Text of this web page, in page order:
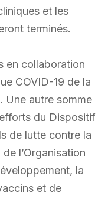
et les
terminés.
en collaboration
COVID-19 de la
Une autre somme
du Dispositif
de lutte contre la
l’Organisation
la
et de